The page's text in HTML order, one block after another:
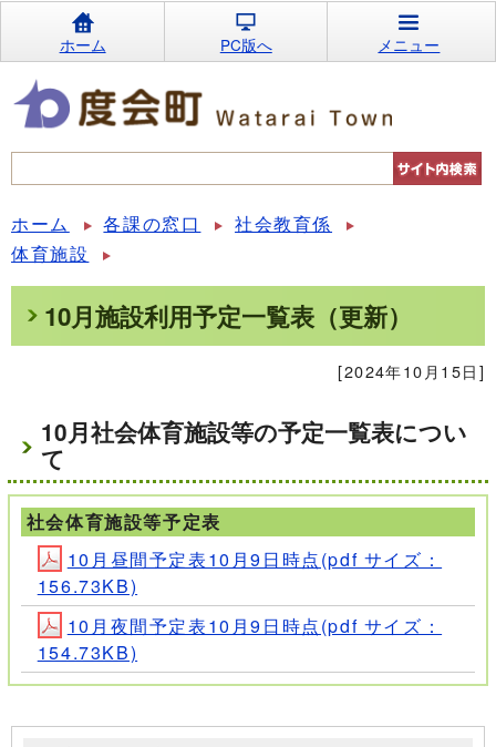
ホーム PC版へ メニュー
ホーム 各課の窓口
社会教育係
体育施設
10月施設利用予定一覧表（更新）
[2024年10月15日]
10月社会体育施設等の予定一覧表につい
て
社会体育施設等予定表
10月昼間予定表10月9日時点(pdf サイズ：
156.73KB)
10月夜間予定表10月9日時点(pdf サイズ：
154.73KB)